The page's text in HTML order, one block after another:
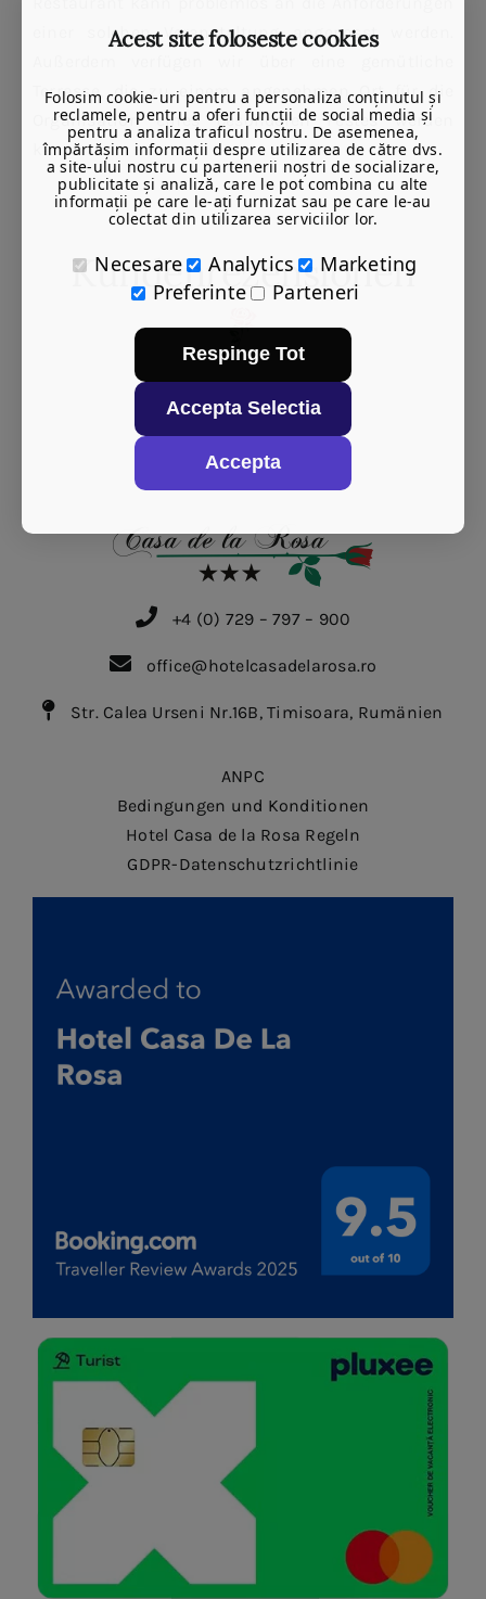
einer solchen Veranstaltung angepasst werden.
Terrasse, die zu einem angenehmen Ort für die
Organisation eines besonderen Festes werden
kann.
Kundenrezensionen
+4 (0) 729 – 797 – 900
office@hotelcasadelarosa.ro
Str. Calea Urseni Nr.16B, Timisoara, Rumänien
ANPC
Bedingungen und Konditionen
Hotel Casa de la Rosa Regeln
GDPR-Datenschutzrichtlinie
Acest site foloseste cookies
Folosim cookie-uri pentru a personaliza conținutul și
reclamele, pentru a oferi funcții de social media și
pentru a analiza traficul nostru. De asemenea,
împărtășim informații despre utilizarea de către dvs.
a site-ului nostru cu partenerii noștri de socializare,
publicitate și analiză, care le pot combina cu alte
informații pe care le-ați furnizat sau pe care le-au
colectat din utilizarea serviciilor lor.
Necesare Analytics
Marketing
Preferinte
Parteneri
Respinge Tot
Accepta Selectia
Accepta